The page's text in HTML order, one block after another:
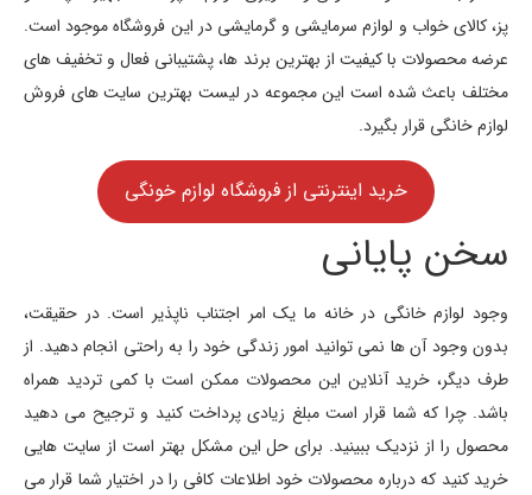
پز، کالای خواب و لوازم سرمایشی و گرمایشی در این فروشگاه موجود است.
عرضه محصولات با کیفیت از بهترین برند ها، پشتیبانی فعال و تخفیف های
مختلف باعث شده است این مجموعه در لیست بهترین سایت های فروش
لوازم خانگی قرار بگیرد.
خرید اینترنتی از فروشگاه لوازم خونگی
سخن پایانی
وجود لوازم خانگی در خانه ما یک امر اجتناب ناپذیر است. در حقیقت،
بدون وجود آن ها نمی توانید امور زندگی خود را به راحتی انجام دهید. از
طرف دیگر، خرید آنلاین این محصولات ممکن است با کمی تردید همراه
باشد. چرا که شما قرار است مبلغ زیادی پرداخت کنید و ترجیح می دهید
محصول را از نزدیک ببینید. برای حل این مشکل بهتر است از سایت هایی
خرید کنید که درباره محصولات خود اطلاعات کافی را در اختیار شما قرار می